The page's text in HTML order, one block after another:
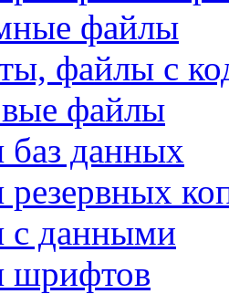
файлы
файлы с
файлы
данных
данными
шрифтов